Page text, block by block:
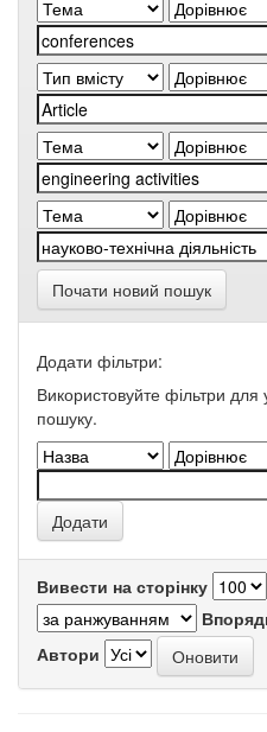
Почати новий пошук
Додати фільтри:
Використовуйте фільтри для
пошуку.
Вивести на сторінку
Автори